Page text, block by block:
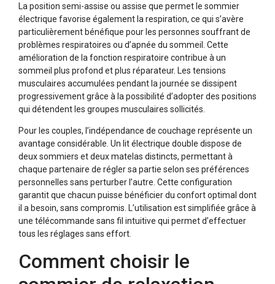
La position semi-assise ou assise que permet le sommier
électrique favorise également la respiration, ce qui s’avère
particulièrement bénéfique pour les personnes souffrant de
problèmes respiratoires ou d’apnée du sommeil. Cette
amélioration de la fonction respiratoire contribue à un
sommeil plus profond et plus réparateur. Les tensions
musculaires accumulées pendant la journée se dissipent
progressivement grâce à la possibilité d’adopter des positions
qui détendent les groupes musculaires sollicités.
Pour les couples, l’indépendance de couchage représente un
avantage considérable. Un lit électrique double dispose de
deux sommiers et deux matelas distincts, permettant à
chaque partenaire de régler sa partie selon ses préférences
personnelles sans perturber l’autre. Cette configuration
garantit que chacun puisse bénéficier du confort optimal dont
il a besoin, sans compromis. L’utilisation est simplifiée grâce à
une télécommande sans fil intuitive qui permet d’effectuer
tous les réglages sans effort.
Comment choisir le